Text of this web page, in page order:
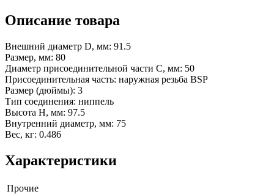
Описание товара
Внешний диаметр D, мм: 91.5
Размер, мм: 80
Диаметр присоединительной части C, мм: 50
Присоединительная часть: наружная резьба BSP
Размер (дюймы): 3
Тип соединения: ниппель
Высота H, мм: 97.5
Внутренний диаметр, мм: 75
Вес, кг: 0.486
Характеристики
Прочие